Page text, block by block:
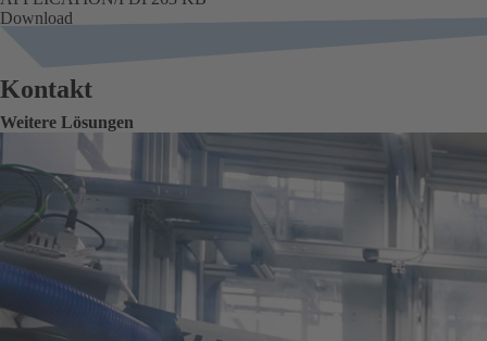
Download
Kontakt
Weitere Lösungen